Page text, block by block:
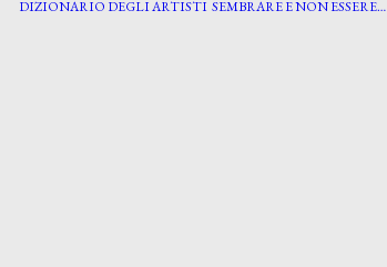
DIZIONARIO DEGLI ARTISTI SEMBRARE E NON ESSERE…